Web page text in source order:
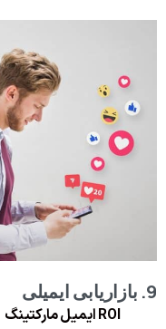
9. بازاریابی ایمیلی
ROI ایمیل مارکتینگ